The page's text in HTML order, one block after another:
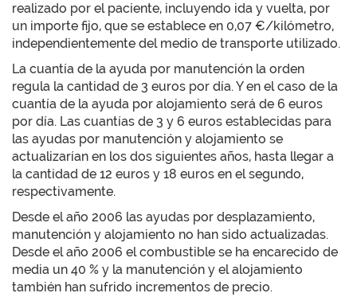
realizado por el paciente, incluyendo ida y vuelta, por
un importe fijo, que se establece en 0,07 €/kilómetro,
independientemente del medio de transporte utilizado.
La cuantía de la ayuda por manutención la orden
regula la cantidad de 3 euros por día. Y en el caso de la
cuantía de la ayuda por alojamiento será de 6 euros
por día. Las cuantías de 3 y 6 euros establecidas para
las ayudas por manutención y alojamiento se
actualizarían en los dos siguientes años, hasta llegar a
la cantidad de 12 euros y 18 euros en el segundo,
respectivamente.
Desde el año 2006 las ayudas por desplazamiento,
manutención y alojamiento no han sido actualizadas.
Desde el año 2006 el combustible se ha encarecido de
media un 40 % y la manutención y el alojamiento
también han sufrido incrementos de precio.